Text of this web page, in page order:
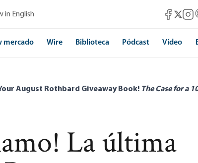
in English MisesMises
mercado Wire Biblioteca Pódcast Vídeo
August Rothbard Giveaway Book! The Case for a
La última